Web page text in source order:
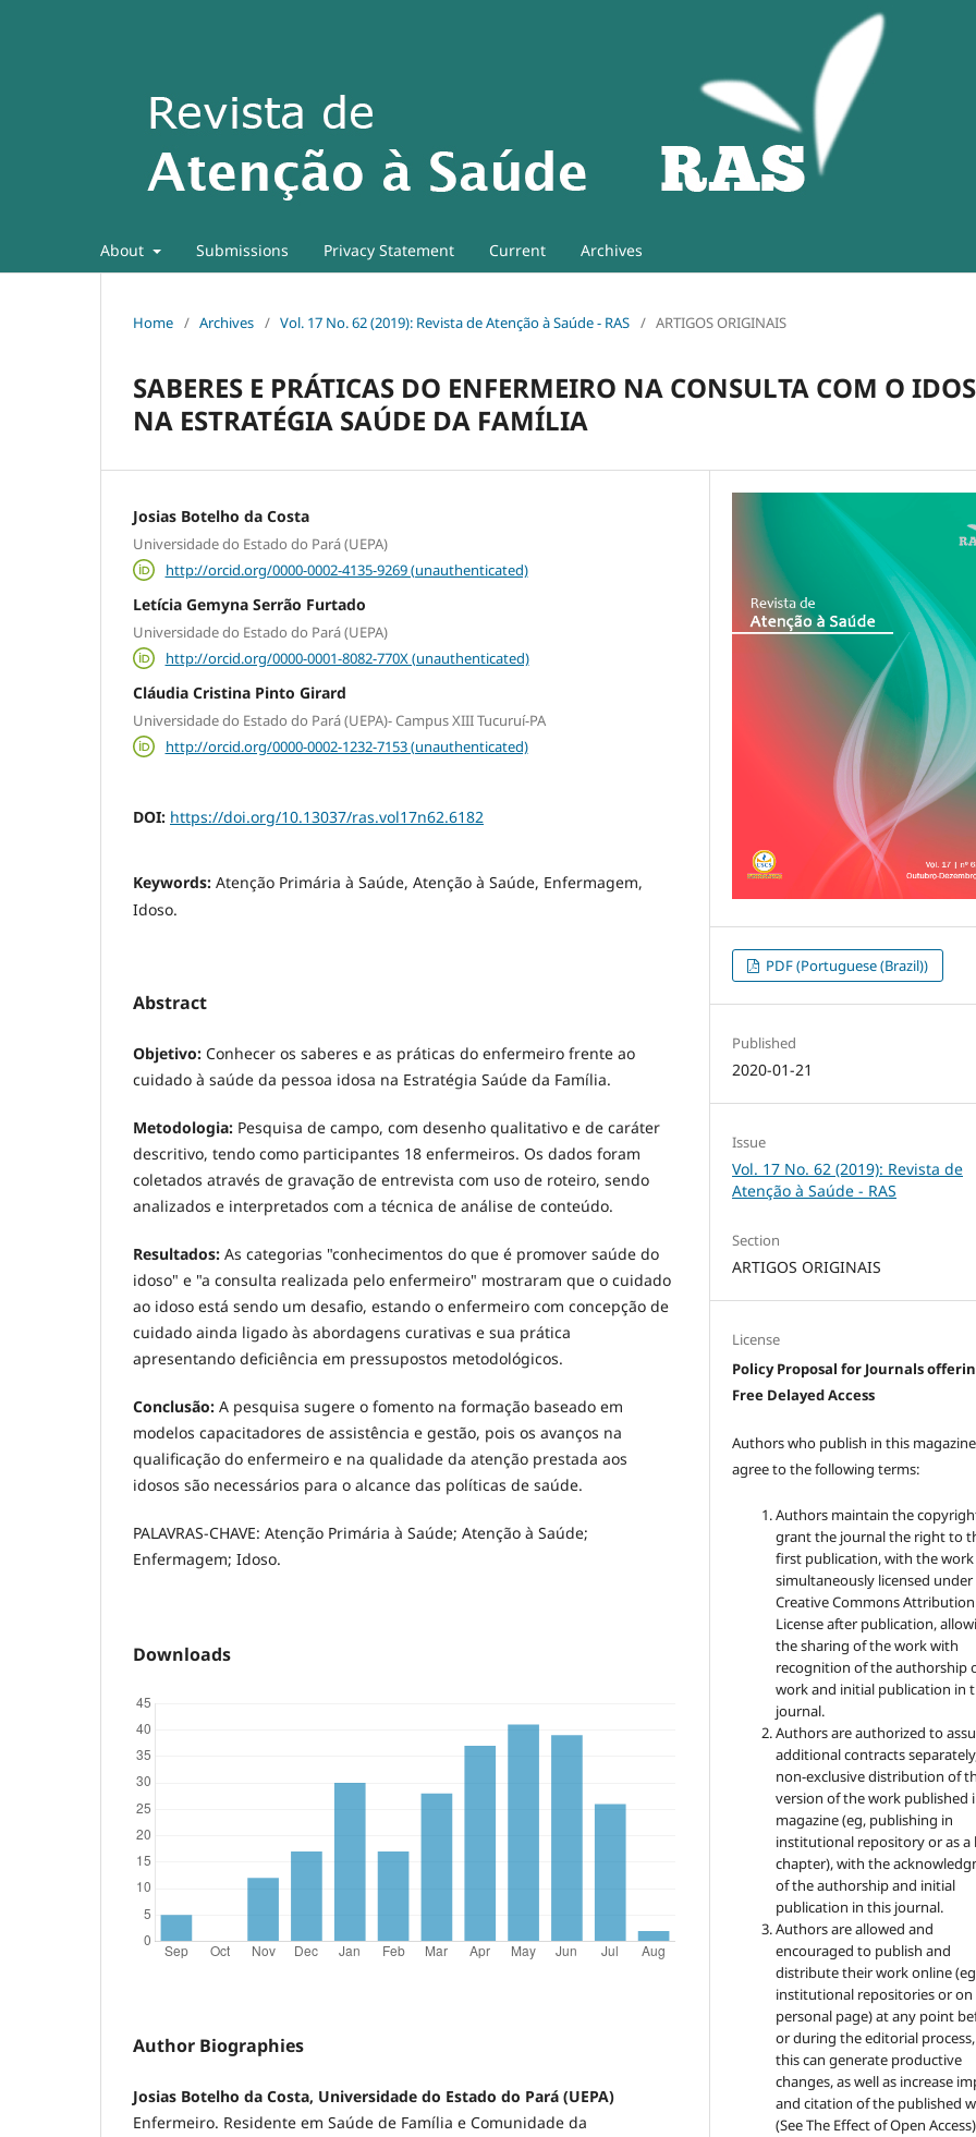
About Submissions Privacy Statement Current Archives
Home / Archives / Vol. 17 No. 62 (2019): Revista de Atenção à Saúde - RAS / ARTIGOS ORIGINAIS
SABERES E PRÁTICAS DO ENFERMEIRO NA CONSULTA COM O
NA ESTRATÉGIA SAÚDE DA FAMÍLIA
Josias Botelho da Costa
Universidade do Estado do Pará (UEPA)
http://orcid.org/0000-0002-4135-9269 (unauthenticated)
Letícia Gemyna Serrão Furtado
Universidade do Estado do Pará (UEPA)
http://orcid.org/0000-0001-8082-770X (unauthenticated)
Cláudia Cristina Pinto Girard
Universidade do Estado do Pará (UEPA)- Campus XIII Tucuruí-PA
http://orcid.org/0000-0002-1232-7153 (unauthenticated)
DOI: https://doi.org/10.13037/ras.vol17n62.6182
Keywords: Atenção Primária à Saúde, Atenção à Saúde, Enfermagem,
Idoso.
Abstract
Objetivo: Conhecer os saberes e as práticas do enfermeiro frente ao
cuidado à saúde da pessoa idosa na Estratégia Saúde da Família.
Metodologia: Pesquisa de campo, com desenho qualitativo e de caráter
descritivo, tendo como participantes 18 enfermeiros. Os dados foram
coletados através de gravação de entrevista com uso de roteiro, sendo
analizados e interpretados com a técnica de análise de conteúdo.
Resultados: As categorias "conhecimentos do que é promover saúde do
idoso" e "a consulta realizada pelo enfermeiro" mostraram que o cuidado
ao idoso está sendo um desafio, estando o enfermeiro com concepção de
cuidado ainda ligado às abordagens curativas e sua prática
apresentando deficiência em pressupostos metodológicos.
Conclusão: A pesquisa sugere o fomento na formação baseado em
modelos capacitadores de assistência e gestão, pois os avanços na
qualificação do enfermeiro e na qualidade da atenção prestada aos
idosos são necessários para o alcance das políticas de saúde.
PALAVRAS-CHAVE: Atenção Primária à Saúde; Atenção à Saúde;
Enfermagem; Idoso.
Downloads
Author Biographies
Josias Botelho da Costa, Universidade do Estado do Pará (UEPA)
Enfermeiro. Residente em Saúde de Família e Comunidade da
PDF (Portuguese (Brazil))
Published
2020-01-21
Issue
Vol. 17 No. 62 (2019): Revista de
Atenção à Saúde - RAS
Section
ARTIGOS ORIGINAIS
License
Policy Proposal for Journals
Free Delayed Access
Authors who publish in this magazine
agree to the following terms:
Authors maintain the
grant the journal the right to
first publication, with the work
simultaneously licensed under
Creative Commons Attribution
License after publication,
the sharing of the work with
recognition of the authorship
work and initial publication in
journal.
Authors are authorized to
additional contracts
non-exclusive distribution of
version of the work published
magazine (eg, publishing in
institutional repository or as a
chapter), with the
of the authorship and initial
publication in this journal.
Authors are allowed and
encouraged to publish and
distribute their work online
institutional repositories or
personal page) at any point
or during the editorial
this can generate productive
changes, as well as increase
and citation of the published
(See The Effect of Open